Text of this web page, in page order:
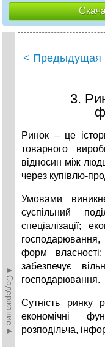
►Содержание►
< Предыдущая
3.
Ринок – це
товарного
відносин між
через купівлю-
Умовами
суспільний
спеціалізації;
форм
забезпечує
господарювання.
Сутність ринку
економічні
розподільча,